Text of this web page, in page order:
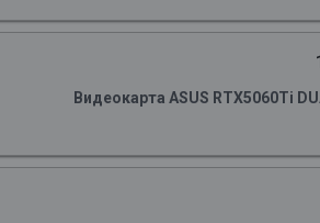
Видеокарта ASUS RTX5060Ti